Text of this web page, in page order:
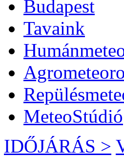
Budapest
Tavaink
MeteoStúdió
IDŐJÁRÁS >